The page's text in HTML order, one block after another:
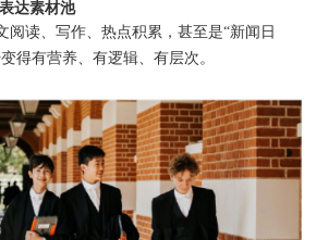
达素材池
阅读、写作、热点积累，甚至是“新闻日
得有营养、有逻辑、有层次。